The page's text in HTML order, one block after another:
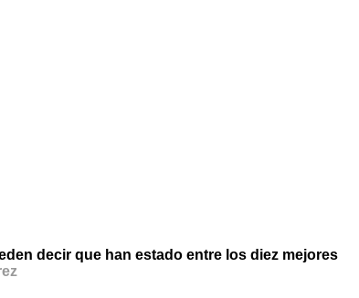
decir que han estado entre los diez mejores